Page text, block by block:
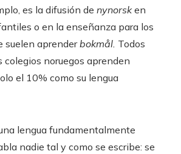
es la difusión de nynorsken
o en la enseñanza para los
suelen aprenderbokmål. Todos
colegios noruegos aprenden
el 10% como su lengua
lengua fundamentalmente
nadie tal y como se escribe: se